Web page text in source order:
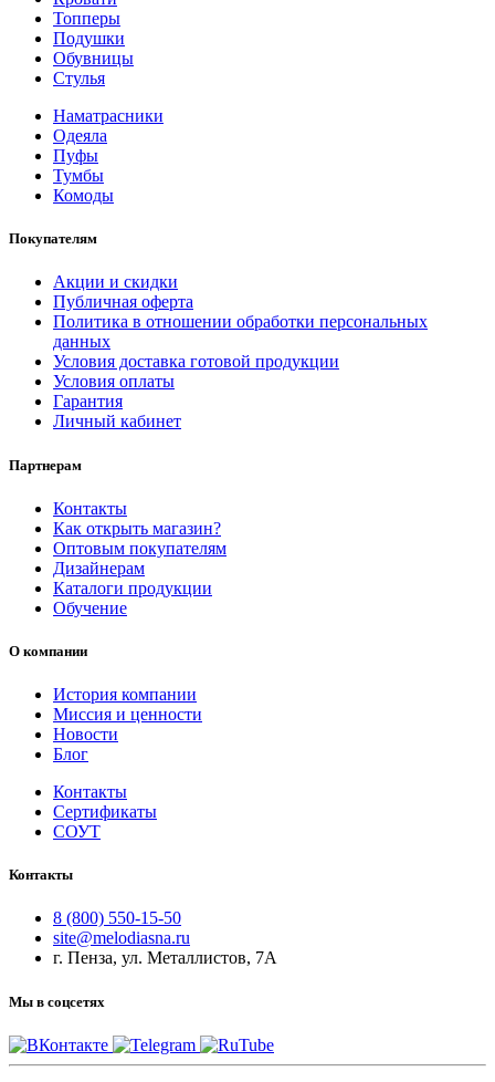
Топперы
Подушки
Обувницы
Стулья
Наматрасники
Одеяла
Пуфы
Тумбы
Комоды
Покупателям
Акции и скидки
Публичная оферта
Политика в отношении обработки персональных
данных
Условия доставка готовой продукции
Условия оплаты
Гарантия
Личный кабинет
Партнерам
Контакты
Как открыть магазин?
Оптовым покупателям
Дизайнерам
Каталоги продукции
Обучение
О компании
История компании
Миссия и ценности
Новости
Блог
Контакты
Сертификаты
СОУТ
Контакты
8 (800) 550-15-50
site@melodiasna.ru
г. Пенза, ул. Металлистов, 7А
Мы в соцсетях